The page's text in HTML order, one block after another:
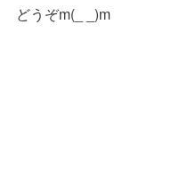
どうぞm(_ _)m